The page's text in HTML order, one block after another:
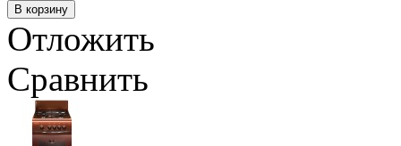
Отложить
Сравнить